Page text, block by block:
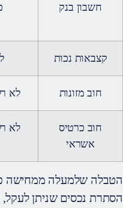
חשבון בנק
קצבאות נכות
חוב מזונות לא
חוב כרטיס
אשראי
לא
הטבלה שלמעלה ממחישה
הסתרת נכסים שניתן לעקל,